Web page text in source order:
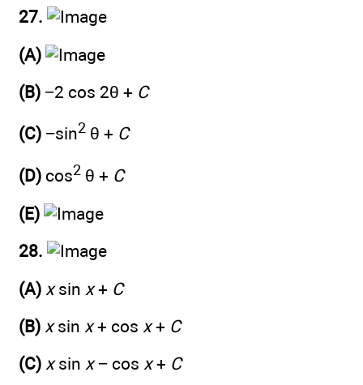
27.
(A)
(B) −2 cos 2θ + C
(C) −sin2 θ + C
(D) cos2 θ + C
(E)
28.
(A) x sin x + C
(B) x sin x + cos x + C
(C) x sin x − cos x + C